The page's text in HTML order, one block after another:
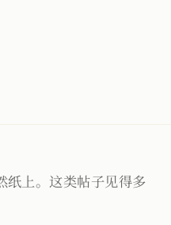
纸上。这类帖子见得多